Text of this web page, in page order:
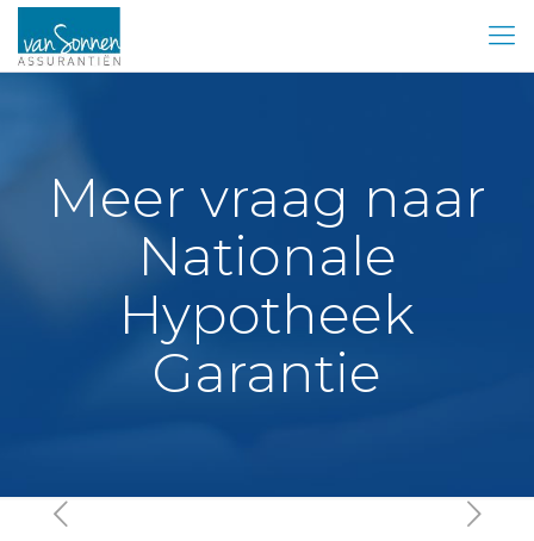
Meer vraag naar
Nationale
Hypotheek
Garantie